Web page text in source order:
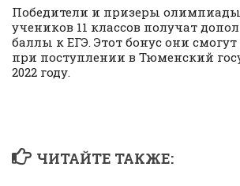
Победители и призеры
учеников 11 классов получат
баллы к ЕГЭ. Этот бонус они смогут
при поступлении в Тюменский
2022 году.
ЧИТАЙТЕ ТАКЖЕ: